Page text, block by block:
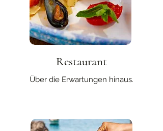
Restaurant
Über die Erwartungen hinaus.